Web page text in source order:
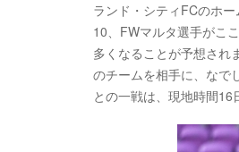
ランド・シティFCのホ
10、FWマルタ選手がこ
多くなることが予想され
のチームを相手に、なで
との一戦は、現地時間16